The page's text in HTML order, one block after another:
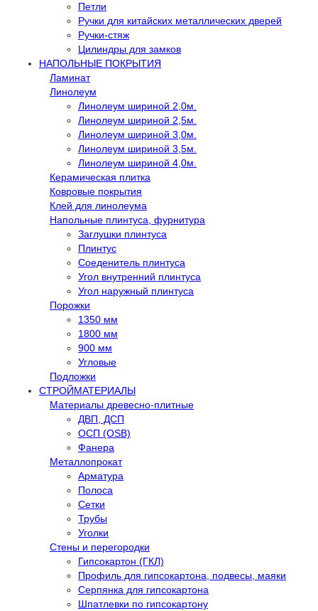
Петли
Ручки для китайских металлических дверей
Ручки-стяж
Цилиндры для замков
НАПОЛЬНЫЕ ПОКРЫТИЯ
Ламинат
Линолеум
Линолеум шириной 2,0м.
Линолеум шириной 2,5м.
Линолеум шириной 3,0м.
Линолеум шириной 3,5м.
Линолеум шириной 4,0м.
Керамическая плитка
Ковровые покрытия
Клей для линолеума
Напольные плинтуса, фурнитура
Заглушки плинтуса
Плинтус
Соеденитель плинтуса
Угол внутренний плинтуса
Угол наружный плинтуса
Порожки
1350 мм
1800 мм
900 мм
Угловые
Подложки
СТРОЙМАТЕРИАЛЫ
Материалы древесно-плитные
ДВП, ДСП
ОСП (OSB)
Фанера
Металлопрокат
Арматура
Полоса
Сетки
Трубы
Уголки
Стены и перегородки
Гипсокартон (ГКЛ)
Профиль для гипсокартона, подвесы, маяки
Серпянка для гипсокартона
Шпатлевки по гипсокартону